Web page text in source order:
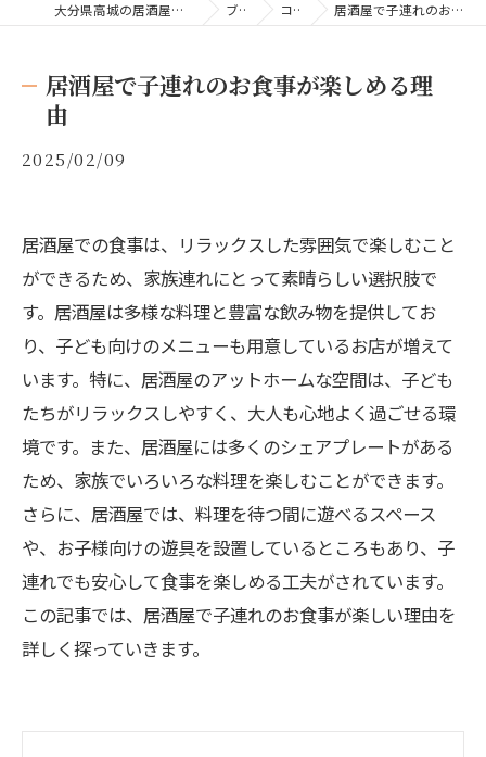
大分県高城の居酒屋ならうまか家 夢なりち ブログ コラム 居酒屋で子連れのお食事が楽しめる理由
居酒屋で子連れのお食事が楽しめる理
由
2025/02/09
居酒屋での食事は、リラックスした雰囲気で楽しむこと
ができるため、家族連れにとって素晴らしい選択肢で
す。居酒屋は多様な料理と豊富な飲み物を提供してお
り、子ども向けのメニューも用意しているお店が増えて
います。特に、居酒屋のアットホームな空間は、子ども
たちがリラックスしやすく、大人も心地よく過ごせる環
境です。また、居酒屋には多くのシェアプレートがある
ため、家族でいろいろな料理を楽しむことができます。
さらに、居酒屋では、料理を待つ間に遊べるスペース
や、お子様向けの遊具を設置しているところもあり、子
連れでも安心して食事を楽しめる工夫がされています。
この記事では、居酒屋で子連れのお食事が楽しい理由を
詳しく探っていきます。